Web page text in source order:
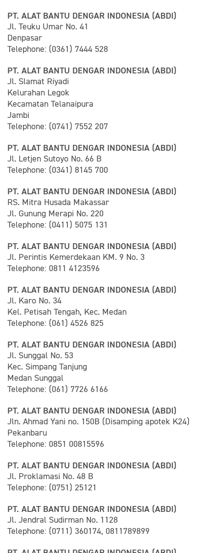
PT. ALAT BANTU DENGAR INDONESIA (ABDI)
Jl. Teuku Umar No. 41
Denpasar
Telephone: (0361) 7444 528
PT. ALAT BANTU DENGAR INDONESIA (ABDI)
Jl. Slamat Riyadi
Kelurahan Legok
Kecamatan Telanaipura
Jambi
Telephone: (0741) 7552 207
PT. ALAT BANTU DENGAR INDONESIA (ABDI)
Jl. Letjen Sutoyo No. 66 B
Telephone: (0341) 8145 700
PT. ALAT BANTU DENGAR INDONESIA (ABDI)
RS. Mitra Husada Makassar
Jl. Gunung Merapi No. 220
Telephone: (0411) 5075 131
PT. ALAT BANTU DENGAR INDONESIA (ABDI)
Jl. Perintis Kemerdekaan KM. 9 No. 3
Telephone: 0811 4123596
PT. ALAT BANTU DENGAR INDONESIA (ABDI)
Jl. Karo No. 34
Kel. Petisah Tengah, Kec. Medan
Telephone: (061) 4526 825
PT. ALAT BANTU DENGAR INDONESIA (ABDI)
Jl. Sunggal No. 53
Kec. Simpang Tanjung
Medan Sunggal
Telephone: (061) 7726 6166
PT. ALAT BANTU DENGAR INDONESIA (ABDI)
Jln. Ahmad Yani no. 150B (Disamping apotek K24)
Pekanbaru
Telephone: 0851 00815596
PT. ALAT BANTU DENGAR INDONESIA (ABDI)
Jl. Proklamasi No. 48 B
Telephone: (0751) 25121
PT. ALAT BANTU DENGAR INDONESIA (ABDI)
Jl. Jendral Sudirman No. 1128
Telephone: (0711) 360174, 0811789899